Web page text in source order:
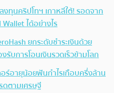
ทุนคริปโทฯ เกาหลีใต้! รอดจาก
ได้อย่างไร
ยกระดับชำระเงินด้วย
รับการโอนเงินรวดเร็วข้ามโลก
ร์อายุน้อยฟันกำไรเกือบครึ่งล้าน
ตามเศรษฐี